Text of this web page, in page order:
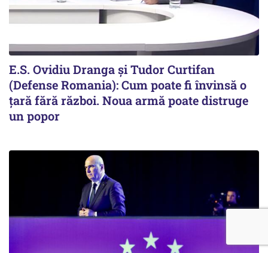
E.S. Ovidiu Dranga și Tudor Curtifan
(Defense Romania): Cum poate fi învinsă o
țară fără război. Noua armă poate distruge
un popor